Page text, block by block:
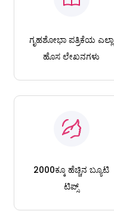
ಗೃಹಶೋಭಾ ಪತ್ರಿಕೆಯ ಎಲ್ಲಾ
ಹೊಸ ಲೇಖನಗಳು
2000ಕ್ಕೂ ಹೆಚ್ಚಿನ ಬ್ಯೂಟಿ
ಟಿಪ್ಸ್